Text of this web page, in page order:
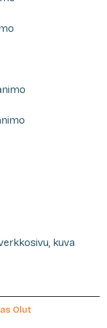
kuva
Olut